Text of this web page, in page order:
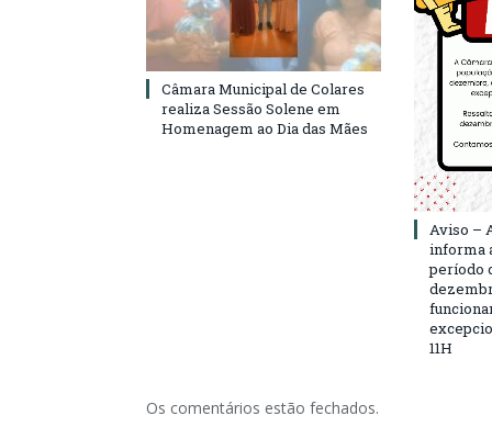
Câmara Municipal de Colares
realiza Sessão Solene em
Homenagem ao Dia das Mães
Aviso –
informa
período
11H
Os comentários estão fechados.